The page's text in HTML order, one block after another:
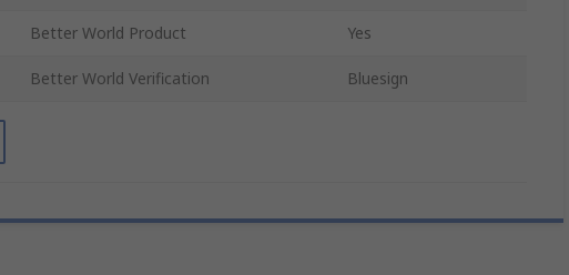
Better World Product Yes
Better World Verification Bluesign